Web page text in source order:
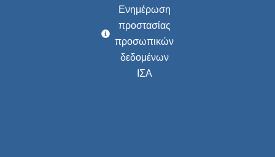
Ενημέρωση
προστασίας
προσωπικών
δεδομένων
ΙΣΑ